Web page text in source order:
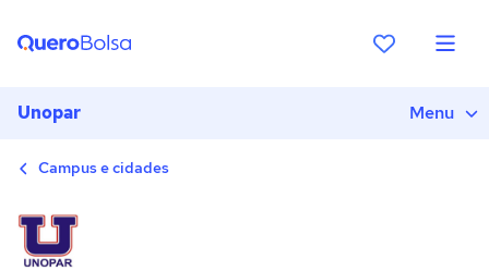
Unopar Menu
Campus e cidades